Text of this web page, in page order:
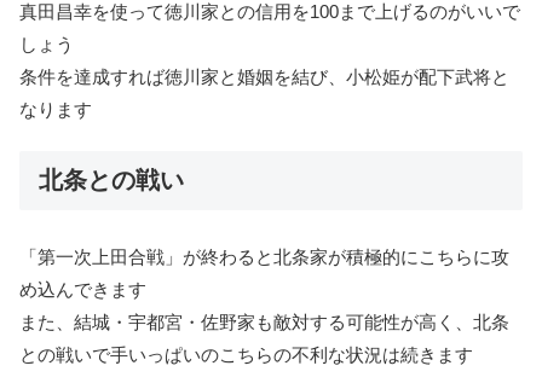
真田昌幸を使って徳川家との信用を100まで上げるのがいいで
しょう
条件を達成すれば徳川家と婚姻を結び、小松姫が配下武将と
なります
北条との戦い
「第一次上田合戦」が終わると北条家が積極的にこちらに攻
め込んできます
また、結城・宇都宮・佐野家も敵対する可能性が高く、北条
との戦いで手いっぱいのこちらの不利な状況は続きます